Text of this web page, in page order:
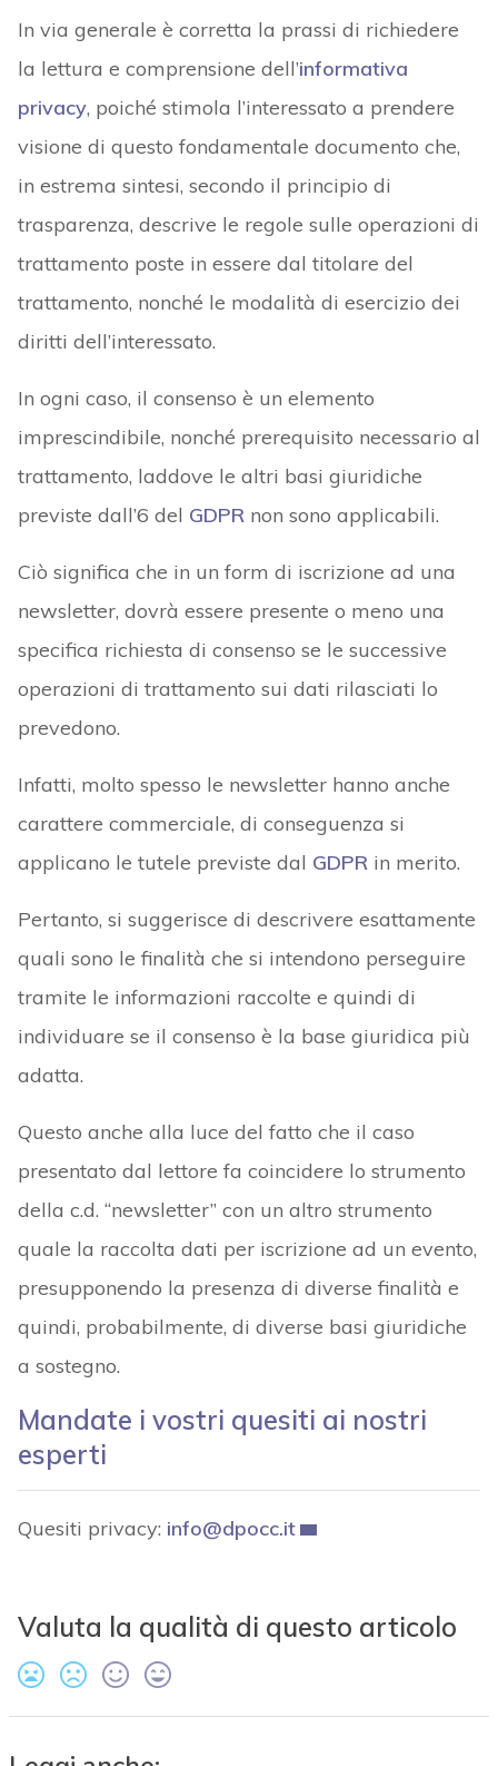
In via generale è corretta la prassi di richiedere
la lettura e comprensione dell’informativa
privacy, poiché stimola l’interessato a prendere
visione di questo fondamentale documento che,
in estrema sintesi, secondo il principio di
trasparenza, descrive le regole sulle operazioni di
trattamento poste in essere dal titolare del
trattamento, nonché le modalità di esercizio dei
diritti dell’interessato.
In ogni caso, il consenso è un elemento
imprescindibile, nonché prerequisito necessario al
trattamento, laddove le altri basi giuridiche
previste dall’6 del GDPRnon sono applicabili.
Ciò significa che in un form di iscrizione ad una
newsletter, dovrà essere presente o meno una
specifica richiesta di consenso se le successive
operazioni di trattamento sui dati rilasciati lo
prevedono.
Infatti, molto spesso le newsletter hanno anche
carattere commerciale, di conseguenza si
applicano le tutele previste dal GDPRin merito.
Pertanto, si suggerisce di descrivere esattamente
quali sono le finalità che si intendono perseguire
tramite le informazioni raccolte e quindi di
individuare se il consenso è la base giuridica più
adatta.
Questo anche alla luce del fatto che il caso
presentato dal lettore fa coincidere lo strumento
della c.d. “newsletter” con un altro strumento
quale la raccolta dati per iscrizione ad un evento,
presupponendo la presenza di diverse finalità e
quindi, probabilmente, di diverse basi giuridiche
a sostegno.
Mandate i vostri quesiti ai nostri
esperti
Quesiti privacy: info@dpocc.it
Valuta la qualità di questo articolo